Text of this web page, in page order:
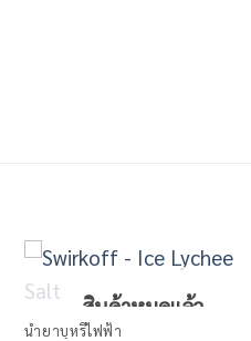
สินค้าหมดแล้ว
น้ำยาบุหรี่ไฟฟ้า